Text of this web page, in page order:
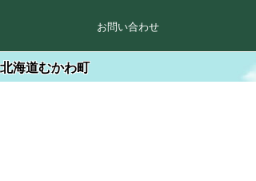
お問い合わせ
北海道むかわ町